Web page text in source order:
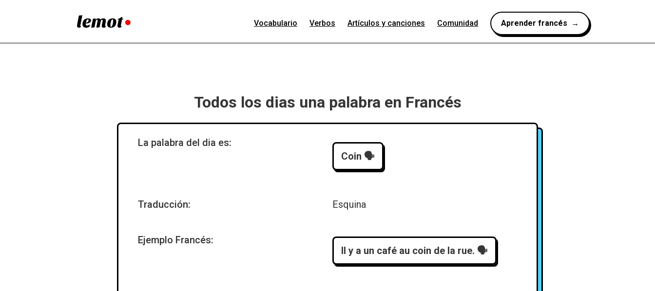
Vocabulario Verbos Artículos y canciones Comunidad Aprender francés →
Todos los dias una palabra en Francés
La palabra del dia es:
Coin 🗣️
Traducción: Esquina
Ejemplo Francés:
Il y a un café au coin de la rue. 🗣️